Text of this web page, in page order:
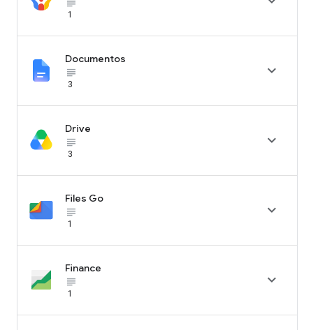
subject_black
1
Documentos
subject_black
3

Drive
subject_black
3

Files Go
subject_black
1

Finance
subject_black
1
